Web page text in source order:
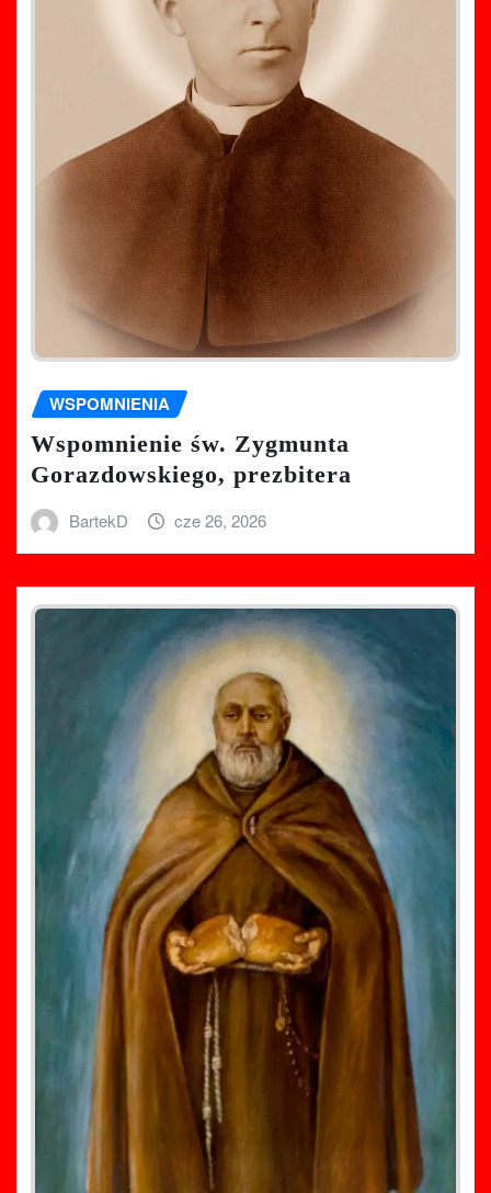
WSPOMNIENIA
Wspomnienie św. Zygmunta
Gorazdowskiego, prezbitera
BartekD cze 26, 2026